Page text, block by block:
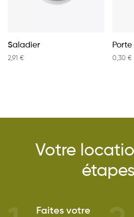
Saladier
2,91 € 0,30 €
Votre
étapes
Faites votre